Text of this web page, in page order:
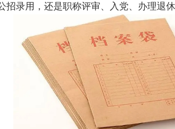
招录用，还是职称评审、入党、办理退休